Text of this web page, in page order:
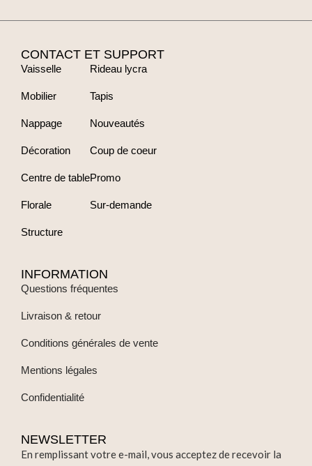
CONTACT ET SUPPORT
Vaisselle
Mobilier
Nappage
Décoration
Centre de table
Florale
Structure
Rideau lycra
Tapis
Nouveautés
Coup de coeur
Promo
Sur-demande
INFORMATION
Questions fréquentes
Livraison & retour
Conditions générales de vente
Mentions légales
Confidentialité
NEWSLETTER
En remplissant votre e-mail, vous acceptez de recevoir la